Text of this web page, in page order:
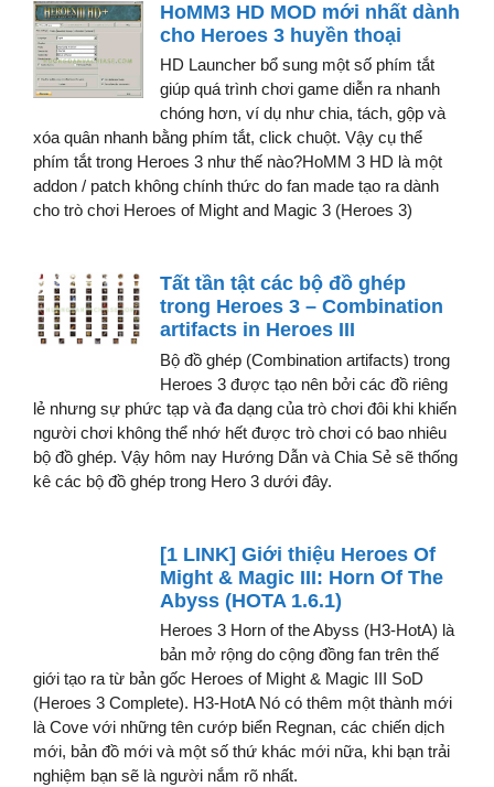
HoMM3 HD MOD mới nhất dành
cho Heroes 3 huyền thoại
HD Launcher bổ sung một số phím tắt
giúp quá trình chơi game diễn ra nhanh
chóng hơn, ví dụ như chia, tách, gộp và
xóa quân nhanh bằng phím tắt, click chuột. Vậy cụ thể
phím tắt trong Heroes 3 như thế nào?HoMM 3 HD là một
addon / patch không chính thức do fan made tạo ra dành
cho trò chơi Heroes of Might and Magic 3 (Heroes 3)
Tất tần tật các bộ đồ ghép
trong Heroes 3 – Combination
artifacts in Heroes III
Bộ đồ ghép (Combination artifacts) trong
Heroes 3 được tạo nên bởi các đồ riêng
lẻ nhưng sự phức tạp và đa dạng của trò chơi đôi khi khiến
người chơi không thể nhớ hết được trò chơi có bao nhiêu
bộ đồ ghép. Vậy hôm nay Hướng Dẫn và Chia Sẻ sẽ thống
kê các bộ đồ ghép trong Hero 3 dưới đây.
[1 LINK] Giới thiệu Heroes Of
Might & Magic III: Horn Of The
Abyss (HOTA 1.6.1)
Heroes 3 Horn of the Abyss (H3-HotA) là
bản mở rộng do cộng đồng fan trên thế
giới tạo ra từ bản gốc Heroes of Might & Magic III SoD
(Heroes 3 Complete). H3-HotA Nó có thêm một thành mới
là Cove với những tên cướp biển Regnan, các chiến dịch
mới, bản đồ mới và một số thứ khác mới nữa, khi bạn trải
nghiệm bạn sẽ là người nắm rõ nhất.